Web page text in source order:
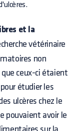
et la
vétérinaire
non
ceux-ci étaient
étudier les
ulcères chez le
pouvaient avoir le
sur la